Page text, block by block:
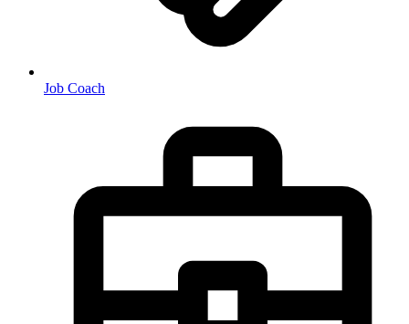
Job Coach